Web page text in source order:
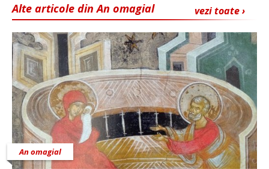
vezi toate ›
Alte articole din An omagial
An omagial